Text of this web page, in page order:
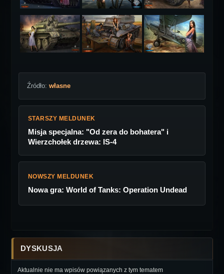
Źródło: własne
STARSZY MELDUNEK
Misja specjalna: "Od zera do bohatera" i
Wierzchołek drzewa: IS-4
NOWSZY MELDUNEK
Nowa gra: World of Tanks: Operation Undead
DYSKUSJA
Aktualnie nie ma wpisów powiązanych z tym tematem